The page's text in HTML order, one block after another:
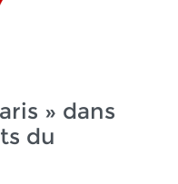
» dans
du